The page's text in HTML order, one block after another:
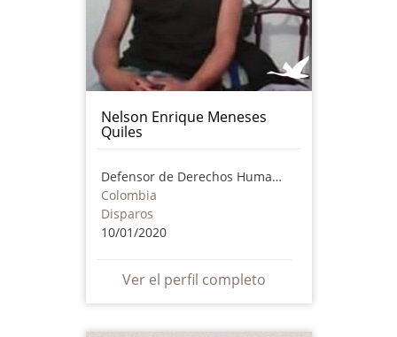
Nelson Enrique Meneses
Quiles
Defensor de Derechos Humanos
Colombia
Disparos
10/01/2020
Ver el perfil completo